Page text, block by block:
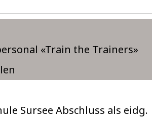
«Train the Trainers»
Sursee Abschluss als eidg.